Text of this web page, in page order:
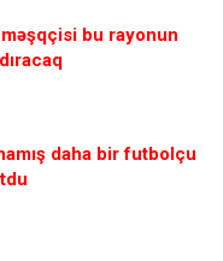
məşqçisi bu rayonun
daha bir futbolçu